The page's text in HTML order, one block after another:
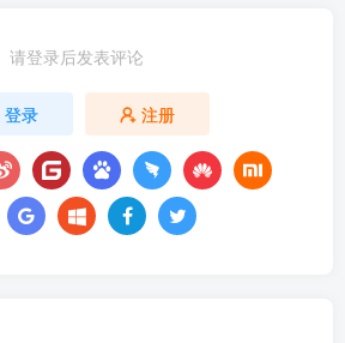
请登录后发表评论
登录 注册